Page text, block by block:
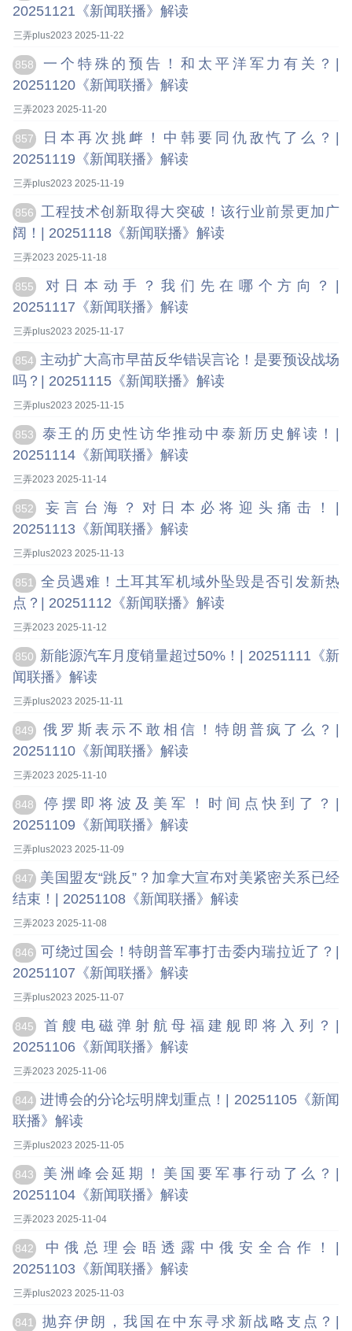
20251121《新闻联播》解读
三弄plus2023 2025-11-22
858
一个特殊的预告！和太平洋军力有关？|
20251120《新闻联播》解读
三弄2023 2025-11-20
857
日本再次挑衅！中韩要同仇敌忾了么？|
20251119《新闻联播》解读
三弄plus2023 2025-11-19
856
工程技术创新取得大突破！该行业前景更加广
阔！| 20251118《新闻联播》解读
三弄2023 2025-11-18
855
对日本动手？我们先在哪个方向？|
20251117《新闻联播》解读
三弄plus2023 2025-11-17
854
主动扩大高市早苗反华错误言论！是要预设战场
吗？| 20251115《新闻联播》解读
三弄plus2023 2025-11-15
853
泰王的历史性访华推动中泰新历史解读！|
20251114《新闻联播》解读
三弄2023 2025-11-14
852
妄言台海？对日本必将迎头痛击！|
20251113《新闻联播》解读
三弄plus2023 2025-11-13
851
全员遇难！土耳其军机域外坠毁是否引发新热
点？| 20251112《新闻联播》解读
三弄2023 2025-11-12
850
新能源汽车月度销量超过50%！| 20251111《新
闻联播》解读
三弄plus2023 2025-11-11
849
俄罗斯表示不敢相信！特朗普疯了么？|
20251110《新闻联播》解读
三弄2023 2025-11-10
848
停摆即将波及美军！时间点快到了？|
20251109《新闻联播》解读
三弄plus2023 2025-11-09
847
美国盟友“跳反”？加拿大宣布对美紧密关系已经
结束！| 20251108《新闻联播》解读
三弄2023 2025-11-08
846
可绕过国会！特朗普军事打击委内瑞拉近了？|
20251107《新闻联播》解读
三弄plus2023 2025-11-07
845
首艘电磁弹射航母福建舰即将入列？|
20251106《新闻联播》解读
三弄2023 2025-11-06
844 进博会的分论坛明牌划重点！| 20251105《新闻
联播》解读
三弄plus2023 2025-11-05
843
美洲峰会延期！美国要军事行动了么？|
20251104《新闻联播》解读
三弄2023 2025-11-04
842
中俄总理会晤透露中俄安全合作！|
20251103《新闻联播》解读
三弄plus2023 2025-11-03
841
抛弃伊朗，我国在中东寻求新战略支点？|